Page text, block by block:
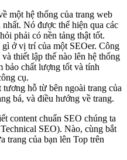
một hệ thống của trang web
Nó được thể hiện qua các
phải có nền tảng thật tốt.
gì ở vị trí của một SEOer. Công
thiết lập thế nào lên hệ thống
bảo chất lượng tốt và tính
cụ.
tương hỗ từ bên ngoài trang của
bá, và điều hướng về trang.
content chuẩn SEO chúng ta
SEO). Nào, cùng bắt
trang của bạn lên Top trên